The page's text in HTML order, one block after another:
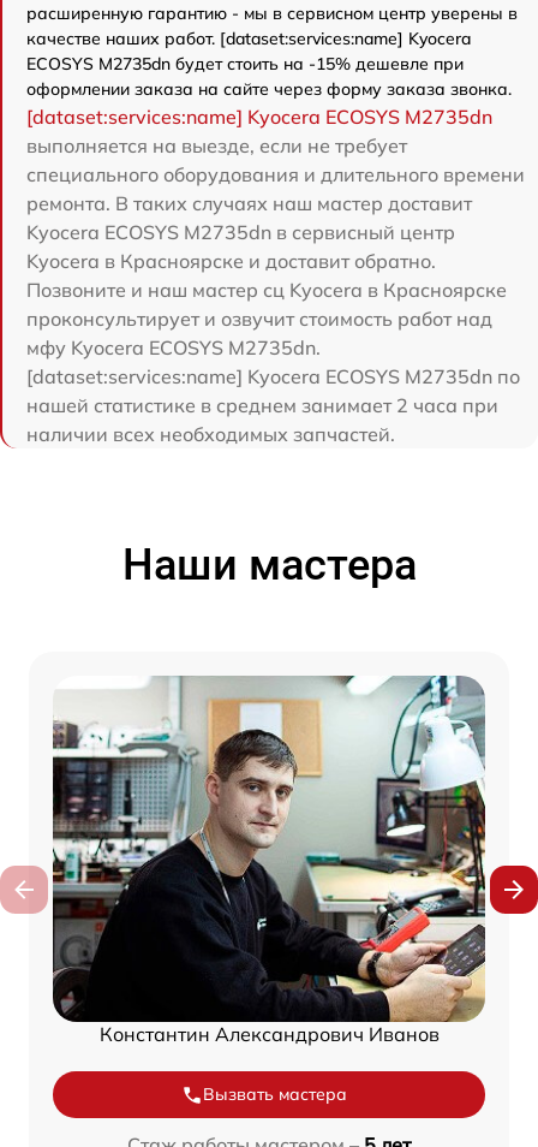
расширенную гарантию - мы в сервисном центр уверены в
качестве наших работ. [dataset:services:name] Kyocera
ECOSYS M2735dn будет стоить на -15% дешевле при
оформлении заказа на сайте через форму заказа звонка.
[dataset:services:name] Kyocera ECOSYS M2735dn
выполняется на выезде, если не требует
специального оборудования и длительного времени
ремонта. В таких случаях наш мастер доставит
Kyocera ECOSYS M2735dn в сервисный центр
Kyocera в Красноярске и доставит обратно.
Позвоните и наш мастер сц Kyocera в Красноярске
проконсультирует и озвучит стоимость работ над
мфу Kyocera ECOSYS M2735dn.
[dataset:services:name] Kyocera ECOSYS M2735dn по
нашей статистике в среднем занимает 2 часа при
наличии всех необходимых запчастей.
Наши мастера
Константин Александрович Иванов
Вызвать мастера